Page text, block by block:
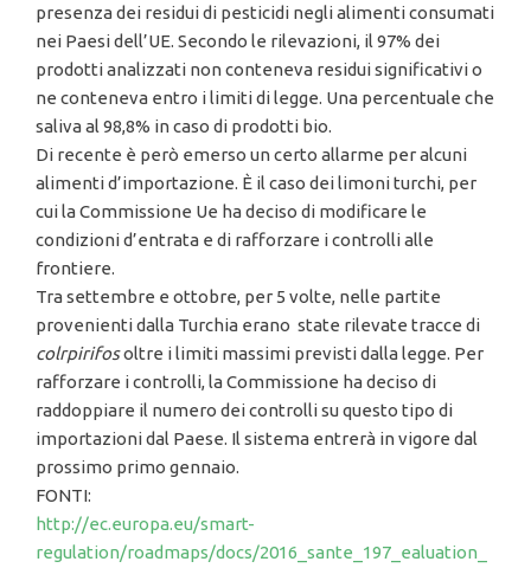
presenza dei residui di pesticidi negli alimenti consumati
nei Paesi dell’UE. Secondo le rilevazioni, il 97% dei
prodotti analizzati non conteneva residui significativi o
ne conteneva entro i limiti di legge. Una percentuale che
saliva al 98,8% in caso di prodotti bio.
Di recente è però emerso un certo allarme per alcuni
alimenti d’importazione. È il caso dei limoni turchi, per
cui la Commissione Ue ha deciso di modificare le
condizioni d’entrata e di rafforzare i controlli alle
frontiere.
Tra settembre e ottobre, per 5 volte, nelle partite
provenienti dalla Turchia erano state rilevate tracce di
colrpirifosoltre i limiti massimi previsti dalla legge. Per
rafforzare i controlli, la Commissione ha deciso di
raddoppiare il numero dei controlli su questo tipo di
importazioni dal Paese. Il sistema entrerà in vigore dal
prossimo primo gennaio.
FONTI:
http://ec.europa.eu/smart-
regulation/roadmaps/docs/2016_sante_197_ealuation_